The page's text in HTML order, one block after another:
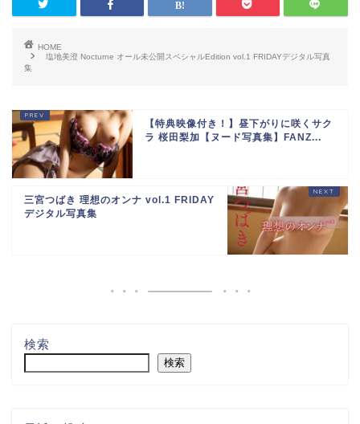
HOME
塩地美澄 Nocturne オール未公開スペシャルEdition vol.1 FRIDAYデジタル写真
集
【特典映像付き！】昼下がりに咲くサク
ラ 桜田梨加【ヌード写真集】FANZ...
三宮つばき 理想のオンナ vol.1 FRIDAY
デジタル写真集
検索
検索